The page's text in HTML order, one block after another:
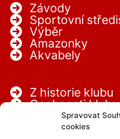
Spravovat
cookies
Závody
Sportovní
Výběr
Amazonky
Akvabely
Z historie klubu
Osobnosti klubu
Partneři
Kariéra